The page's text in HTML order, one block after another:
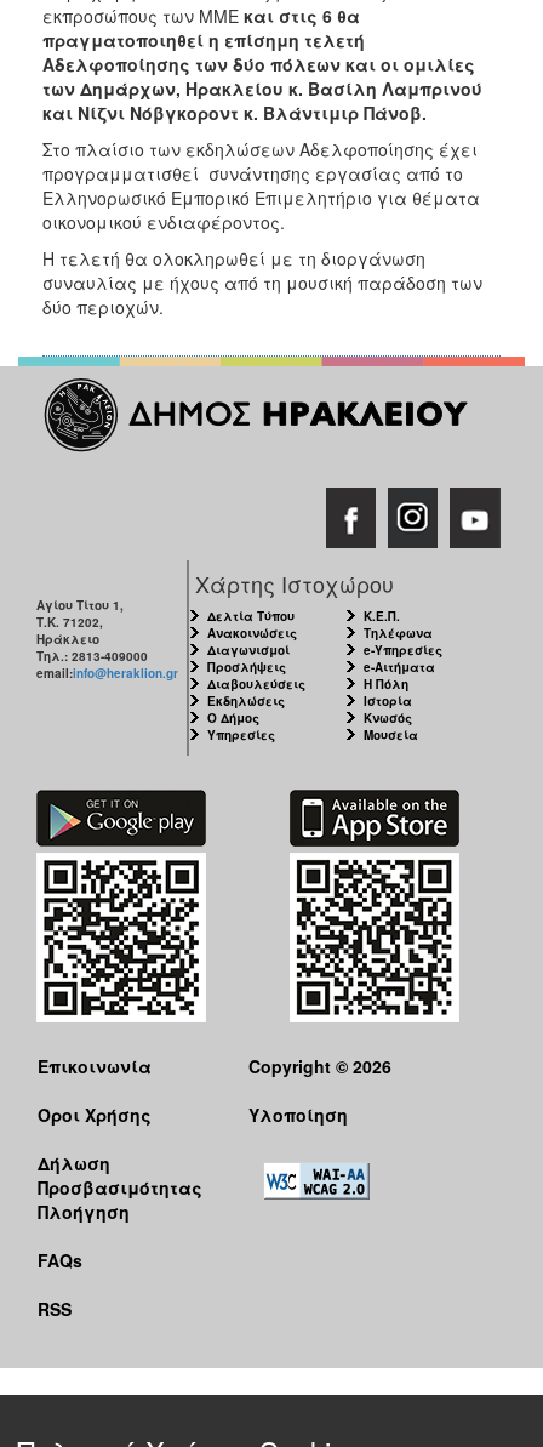
εκπροσώπους των ΜΜΕ και στις 6 θα
πραγματοποιηθεί η επίσημη τελετή
Αδελφοποίησης των δύο πόλεων και οι ομιλίες
των Δημάρχων, Ηρακλείου κ. Βασίλη Λαμπρινού
και Νίζνι Νόβγκοροντ κ. Βλάντιμιρ Πάνοβ.
Στο πλαίσιο των εκδηλώσεων Αδελφοποίησης έχει
προγραμματισθεί συνάντησης εργασίας από το
Ελληνορωσικό Εμπορικό Επιμελητήριο για θέματα
οικονομικού ενδιαφέροντος.
Η τελετή θα ολοκληρωθεί με τη διοργάνωση
συναυλίας με ήχους από τη μουσική παράδοση των
δύο περιοχών.
Αγίου Τίτου 1,
Τ.Κ. 71202,
Ηράκλειο
Τηλ.: 2813-409000
email:info@heraklion.gr
Χάρτης Ιστοχώρου
Δελτία Τύπου
Ανακοινώσεις
Διαγωνισμοί
Προσλήψεις
Διαβουλεύσεις
Εκδηλώσεις
Ο Δήμος
Υπηρεσίες
Κ.Ε.Π.
Τηλέφωνα
e-Υπηρεσίες
e-Αιτήματα
Η Πόλη
Ιστορία
Κνωσός
Μουσεία
Επικοινωνία
Όροι Χρήσης
Δήλωση
Προσβασιμότητας
Πλοήγηση
FAQs
RSS
Copyright © 2026
Υλοποίηση